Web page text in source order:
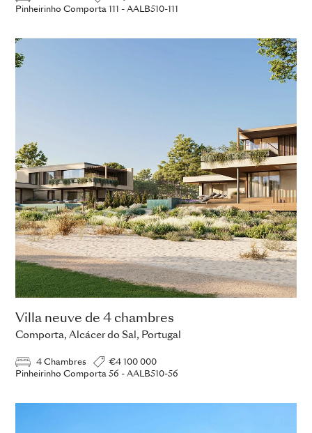
Pinheirinho Comporta 111 - AALB510-111
Villa neuve de 4 chambres
Comporta, Alcácer do Sal, Portugal
4 Chambres
€4 100 000
Pinheirinho Comporta 56 - AALB510-56